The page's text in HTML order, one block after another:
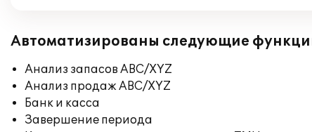
Автоматизированы следующие
Анализ запасов ABC/XYZ
Анализ продаж ABC/XYZ
Банк и касса
Завершение периода